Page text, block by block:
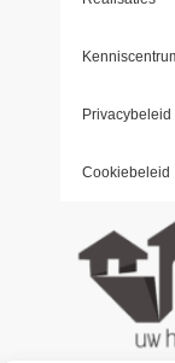
Privacybeleid
Cookiebeleid